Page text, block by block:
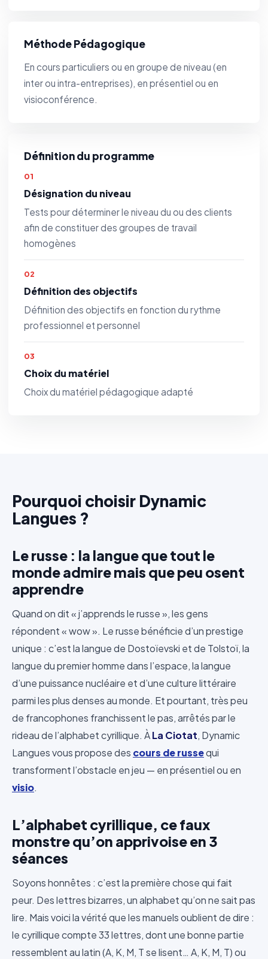
Méthode Pédagogique
En cours particuliers ou en groupe de niveau (en
inter ou intra-entreprises), en présentiel ou en
visioconférence.
Définition du programme
01
Désignation du niveau
Tests pour déterminer le niveau du ou des clients
afin de constituer des groupes de travail
homogènes
02
Définition des objectifs
Définition des objectifs en fonction du rythme
professionnel et personnel
03
Choix du matériel
Choix du matériel pédagogique adapté
Pourquoi choisir Dynamic
Langues ?
Le russe : la langue que tout le
monde admire mais que peu osent
apprendre
Quand on dit « j’apprends le russe », les gens
répondent « wow ». Le russe bénéficie d’un prestige
unique : c’est la langue de Dostoïevski et de Tolstoï, la
langue du premier homme dans l’espace, la langue
d’une puissance nucléaire et d’une culture littéraire
parmi les plus denses au monde. Et pourtant, très peu
de francophones franchissent le pas, arrêtés par le
rideau de l’alphabet cyrillique. ÀLa Ciotat, Dynamic
Langues vous propose des cours de russequi
transforment l’obstacle en jeu — en présentiel ou en
visio.
L’alphabet cyrillique, ce faux
monstre qu’on apprivoise en 3
séances
Soyons honnêtes : c’est la première chose qui fait
peur. Des lettres bizarres, un alphabet qu’on ne sait pas
lire. Mais voici la vérité que les manuels oublient de dire :
le cyrillique compte 33 lettres, dont une bonne partie
ressemblent au latin (A, K, M, T se lisent… A, K, M, T) ou